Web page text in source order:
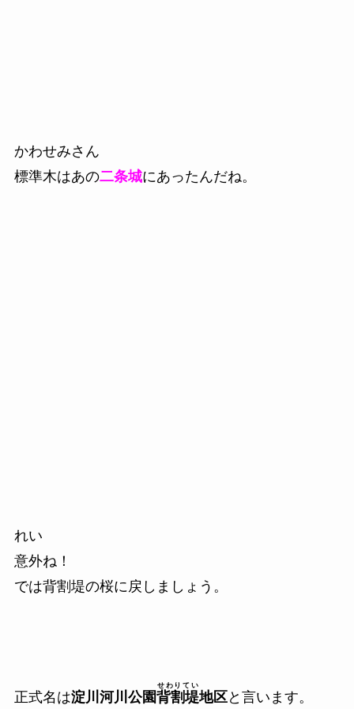
かわせみさん
標準木はあの二条城にあったんだね。
れい
意外ね！
では背割堤の桜に戻しましょう。
正式名は淀川河川公園背割堤
せわりてい
地区と言います。